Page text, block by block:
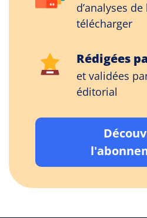
d’analyses
télécharger
Rédigées
et validées
éditorial